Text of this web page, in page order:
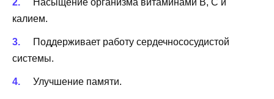
калием.
Поддерживает работу сердечнососудистой
системы.
Улучшение памяти.